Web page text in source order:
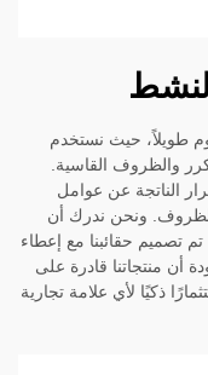
طويلاً، حيث نستخدم
والظروف القاسية.
الناتجة عن عوامل
ونحن ندرك أن
تصميم حقائبنا مع إعطاء
أن منتجاتنا قادرة على
ذكيًا لأي علامة تجارية